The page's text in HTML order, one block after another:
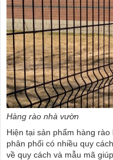
Hàng rào nhà vườn
Hiện tại sản phẩm hàng
phân phối có nhiều quy
về quy cách và mẫu mã